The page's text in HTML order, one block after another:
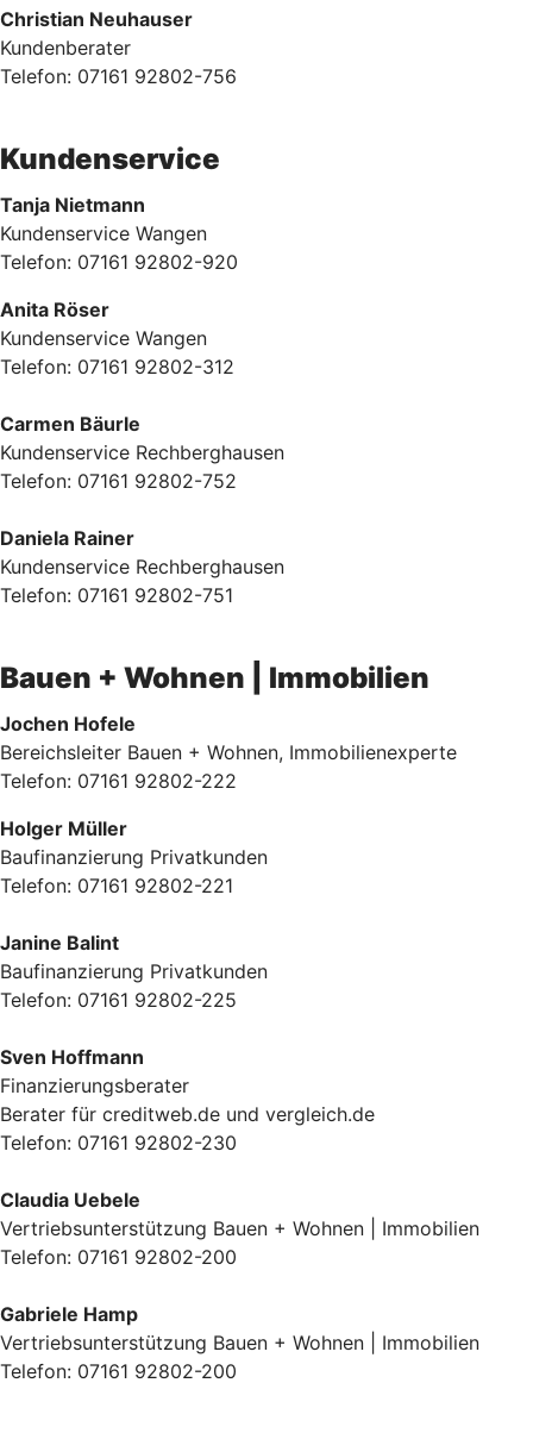
Christian Neuhauser
Kundenberater
Telefon: 07161 92802-756
Kundenservice
Tanja Nietmann
Kundenservice Wangen
Telefon: 07161 92802-920
Anita Röser
Kundenservice Wangen
Telefon: 07161 92802-312
Carmen Bäurle
Kundenservice Rechberghausen
Telefon: 07161 92802-752
Daniela Rainer
Kundenservice Rechberghausen
Telefon: 07161 92802-751
Bauen + Wohnen | Immobilien
Jochen Hofele
Bereichsleiter Bauen + Wohnen, Immobilienexperte
Telefon: 07161 92802-222
Holger Müller
Baufinanzierung Privatkunden
Telefon: 07161 92802-221
Janine Balint
Baufinanzierung Privatkunden
Telefon: 07161 92802-225
Sven Hoffmann
Finanzierungsberater
Berater für creditweb.de und vergleich.de
Telefon: 07161 92802-230
Claudia Uebele
Vertriebsunterstützung Bauen + Wohnen | Immobilien
Telefon: 07161 92802-200
Gabriele Hamp
Vertriebsunterstützung Bauen + Wohnen | Immobilien
Telefon: 07161 92802-200